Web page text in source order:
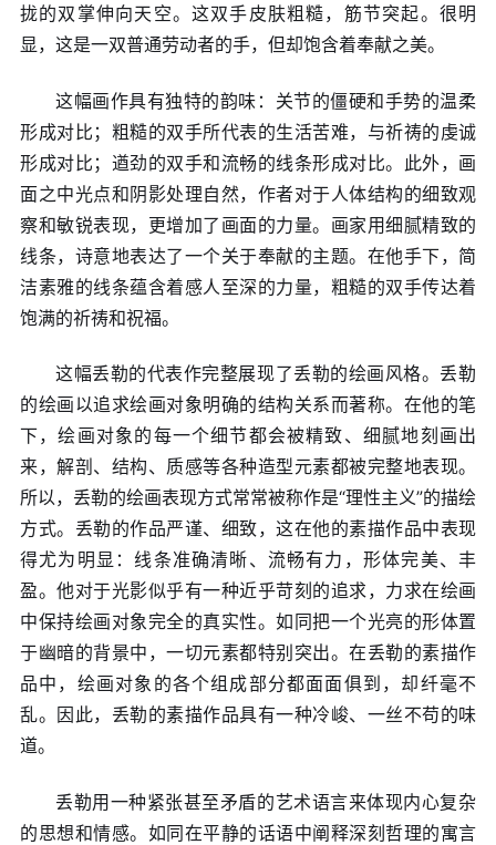
拢的双掌伸向天空。这双手皮肤粗糙，筋节突起。很明
显，这是一双普通劳动者的手，但却饱含着奉献之美。
这幅画作具有独特的韵味：关节的僵硬和手势的温柔
形成对比；粗糙的双手所代表的生活苦难，与祈祷的虔诚
形成对比；遒劲的双手和流畅的线条形成对比。此外，画
面之中光点和阴影处理自然，作者对于人体结构的细致观
察和敏锐表现，更增加了画面的力量。画家用细腻精致的
线条，诗意地表达了一个关于奉献的主题。在他手下，简
洁素雅的线条蕴含着感人至深的力量，粗糙的双手传达着
饱满的祈祷和祝福。
这幅丢勒的代表作完整展现了丢勒的绘画风格。丢勒
的绘画以追求绘画对象明确的结构关系而著称。在他的笔
下，绘画对象的每一个细节都会被精致、细腻地刻画出
来，解剖、结构、质感等各种造型元素都被完整地表现。
所以，丢勒的绘画表现方式常常被称作是“理性主义”的描绘
方式。丢勒的作品严谨、细致，这在他的素描作品中表现
得尤为明显：线条准确清晰、流畅有力，形体完美、丰
盈。他对于光影似乎有一种近乎苛刻的追求，力求在绘画
中保持绘画对象完全的真实性。如同把一个光亮的形体置
于幽暗的背景中，一切元素都特别突出。在丢勒的素描作
品中，绘画对象的各个组成部分都面面俱到，却纤毫不
乱。因此，丢勒的素描作品具有一种冷峻、一丝不苟的味
道。
丢勒用一种紧张甚至矛盾的艺术语言来体现内心复杂
的思想和情感。如同在平静的话语中阐释深刻哲理的寓言